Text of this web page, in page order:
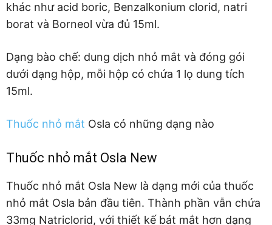
khác như acid boric, Benzalkonium clorid, natri
borat và Borneol vừa đủ 15ml.
Dạng bào chế: dung dịch nhỏ mắt và đóng gói
dưới dạng hộp, mỗi hộp có chứa 1 lọ dung tích
15ml.
Thuốc nhỏ mắt Osla có những dạng nào
Thuốc nhỏ mắt Osla New
Thuốc nhỏ mắt Osla New là dạng mới của thuốc
nhỏ mắt Osla bản đầu tiên. Thành phần vẫn chứa
33mg Natriclorid, với thiết kế bát mắt hơn dạng